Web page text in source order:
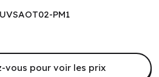
PM1
vous pour voir les prix